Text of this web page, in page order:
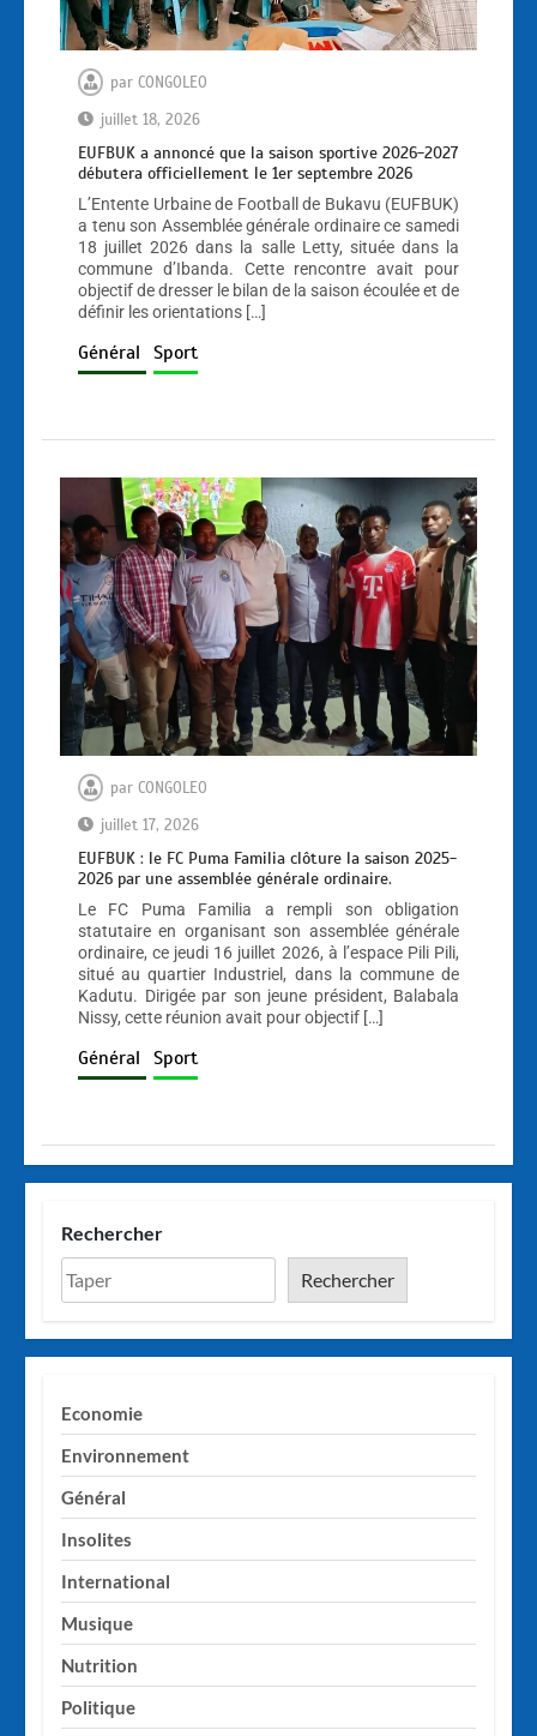
par CONGOLEO
juillet 18, 2026
EUFBUK a annoncé que la saison sportive 2026-2027
débutera officiellement le 1er septembre 2026
L’Entente Urbaine de Football de Bukavu (EUFBUK)
a tenu son Assemblée générale ordinaire ce samedi
18 juillet 2026 dans la salle Letty, située dans la
commune d’Ibanda. Cette rencontre avait pour
objectif de dresser le bilan de la saison écoulée et de
définir les orientations […]
Général Sport
par CONGOLEO
juillet 17, 2026
EUFBUK : le FC Puma Familia clôture la saison 2025-
2026 par une assemblée générale ordinaire.
Le FC Puma Familia a rempli son obligation
statutaire en organisant son assemblée générale
ordinaire, ce jeudi 16 juillet 2026, à l’espace Pili Pili,
situé au quartier Industriel, dans la commune de
Kadutu. Dirigée par son jeune président, Balabala
Nissy, cette réunion avait pour objectif […]
Général Sport
Rechercher
Rechercher
Economie
Environnement
Général
Insolites
International
Musique
Nutrition
Politique